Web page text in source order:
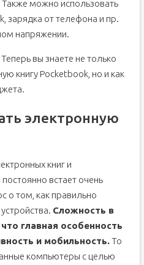
можно использовать
зарядка от телефона и пр.
напряжении.
вы знаете не только
книгу Pocketbook, но и как
электронную
книг и
встает очень
о том, как правильно
Сложность в
главная особенность
и мобильность.То
компьютеры с целью